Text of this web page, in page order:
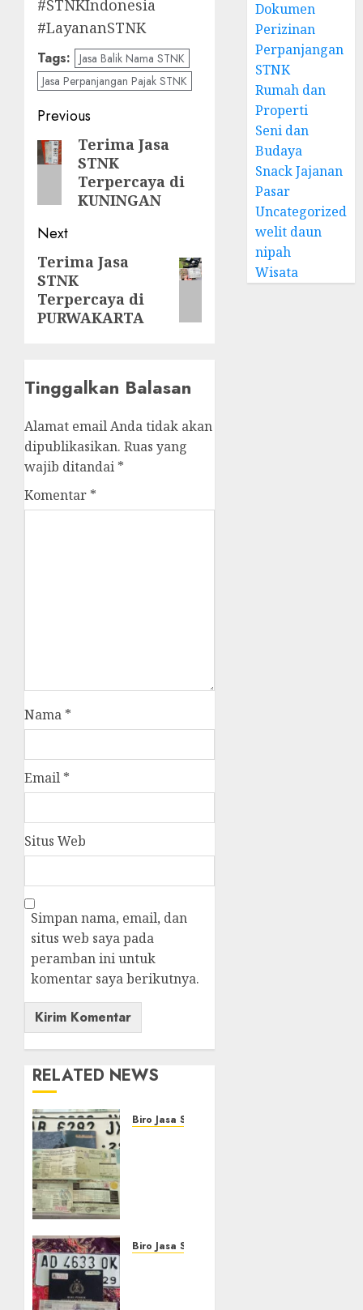
#STNKIndonesia
#LayananSTNK
Tags: Jasa Balik Nama STNK
Jasa Perpanjangan Pajak STNK
Post
navigation
Previous
Previous
post:
Terima Jasa
STNK
Terpercaya di
KUNINGAN
Next
Next
post:
Terima Jasa
STNK
Terpercaya di
PURWAKARTA
Tinggalkan Balasan
Alamat email Anda tidak akan
dipublikasikan. Ruas yang
wajib ditandai *
Komentar *
Nama *
Email *
Situs Web
Simpan nama, email, dan
situs web saya pada
peramban ini untuk
komentar saya berikutnya.
RELATED NEWS
Biro Jasa STNK
NGEMPLAK
Biro Jasa STNK
Dokumen
Perizinan
Perpanjangan
STNK
Rumah dan
Properti
Seni dan
Budaya
Snack Jajanan
Pasar
Uncategorized
welit daun
nipah
Wisata